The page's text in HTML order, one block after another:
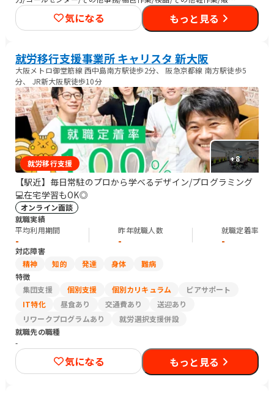
売スタッフ・接客/SEプログラマ/その他IT/ヘルプデスク/CADオ
ペレーター/介護職員・ヘルパー/清掃/警備/トラック運転手/その
他
気になる もっと見る
就労移行支援事業所 キャリスタ 新大阪
大阪メトロ御堂筋線 西中島南方駅徒歩2分、 阪急京都線 南方駅徒歩5
分、 JR新大阪駅徒歩10分
+8
就労移行支援
【駅近】毎日常駐のプロから学べるデザイン/プログラミング
💻在宅学習もOK◎
オンライン面談
就職実績
平均利用期間
-
昨年就職人数
-
就職定着率
-
対応障害
精神
知的 発達 身体
難病
特徴
集団支援
個別支援 個別カリキュラム
ピアサポート
IT特化
昼食あり 交通費あり
送迎あり
リワークプログラムあり
就労選択支援併設
就職先の職種
-
気になる もっと見る